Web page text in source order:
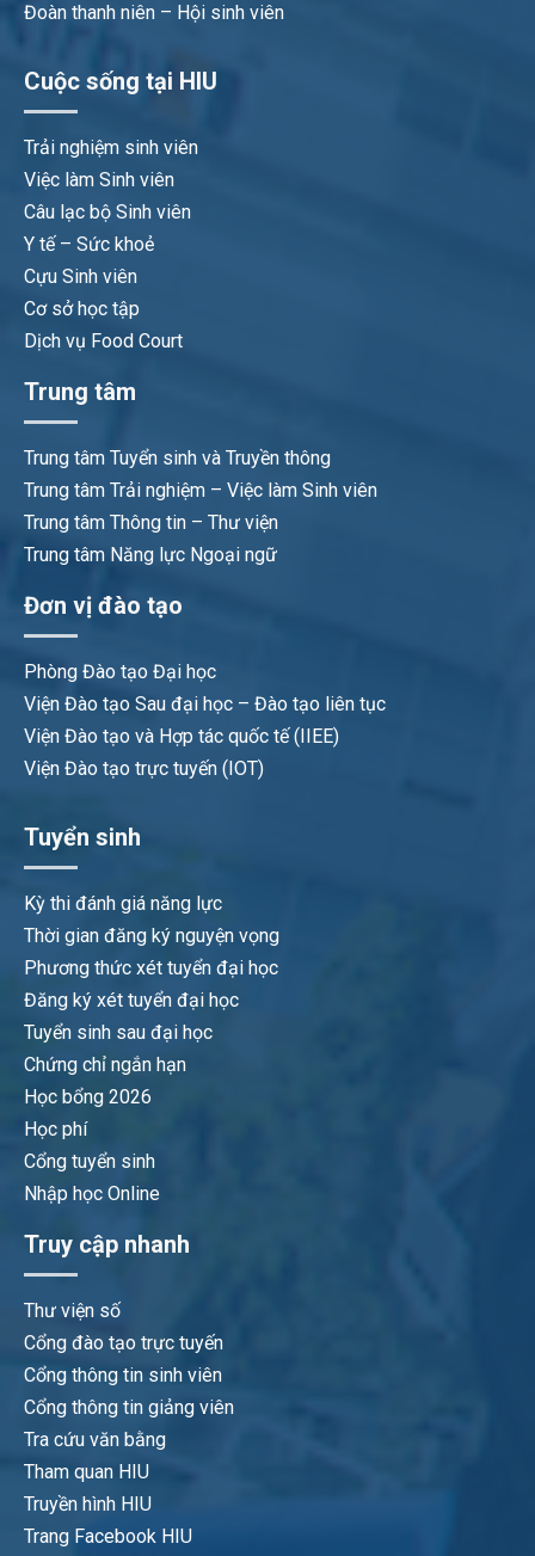
Đoàn thanh niên – Hội sinh viên
Cuộc sống tại HIU
Trải nghiệm sinh viên
Việc làm Sinh viên
Câu lạc bộ Sinh viên
Y tế – Sức khoẻ
Cựu Sinh viên
Cơ sở học tập
Dịch vụ Food Court
Trung tâm
Trung tâm Tuyển sinh và Truyền thông
Trung tâm Trải nghiệm – Việc làm Sinh viên
Trung tâm Thông tin – Thư viện
Trung tâm Năng lực Ngoại ngữ
Đơn vị đào tạo
Phòng Đào tạo Đại học
Viện Đào tạo Sau đại học – Đào tạo liên tục
Viện Đào tạo và Hợp tác quốc tế (IIEE)
Viện Đào tạo trực tuyến (IOT)
Tuyển sinh
Kỳ thi đánh giá năng lực
Thời gian đăng ký nguyện vọng
Phương thức xét tuyển đại học
Đăng ký xét tuyển đại học
Tuyển sinh sau đại học
Chứng chỉ ngắn hạn
Học bổng 2026
Học phí
Cổng tuyển sinh
Nhập học Online
Truy cập nhanh
Thư viện số
Cổng đào tạo trực tuyến
Cổng thông tin sinh viên
Cổng thông tin giảng viên
Tra cứu văn bằng
Tham quan HIU
Truyền hình HIU
Trang Facebook HIU